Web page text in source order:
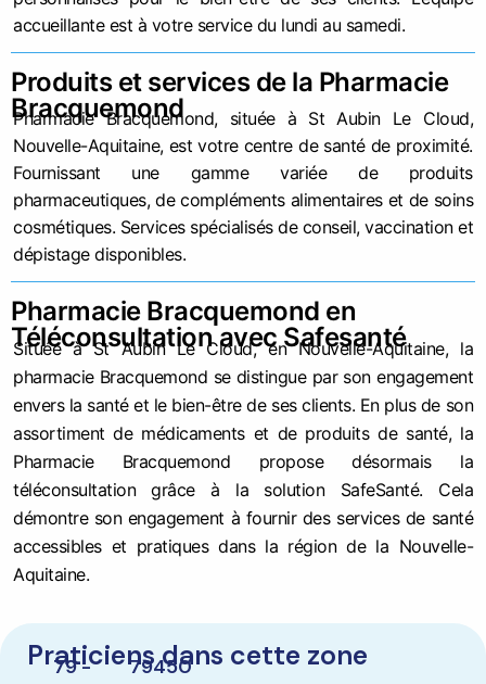
accueillante est à votre service du lundi au samedi.
Produits et services de la Pharmacie
Bracquemond
Pharmacie Bracquemond, située à St Aubin Le Cloud,
Nouvelle-Aquitaine, est votre centre de santé de proximité.
Fournissant une gamme variée de produits
pharmaceutiques, de compléments alimentaires et de soins
cosmétiques. Services spécialisés de conseil, vaccination et
dépistage disponibles.
Pharmacie Bracquemond en
Téléconsultation avec Safesanté
Située à St Aubin Le Cloud, en Nouvelle-Aquitaine, la
pharmacie Bracquemond se distingue par son engagement
envers la santé et le bien-être de ses clients. En plus de son
assortiment de médicaments et de produits de santé, la
Pharmacie Bracquemond propose désormais la
téléconsultation grâce à la solution SafeSanté. Cela
démontre son engagement à fournir des services de santé
accessibles et pratiques dans la région de la Nouvelle-
Aquitaine.
Praticiens dans cette zone
79 - 79450